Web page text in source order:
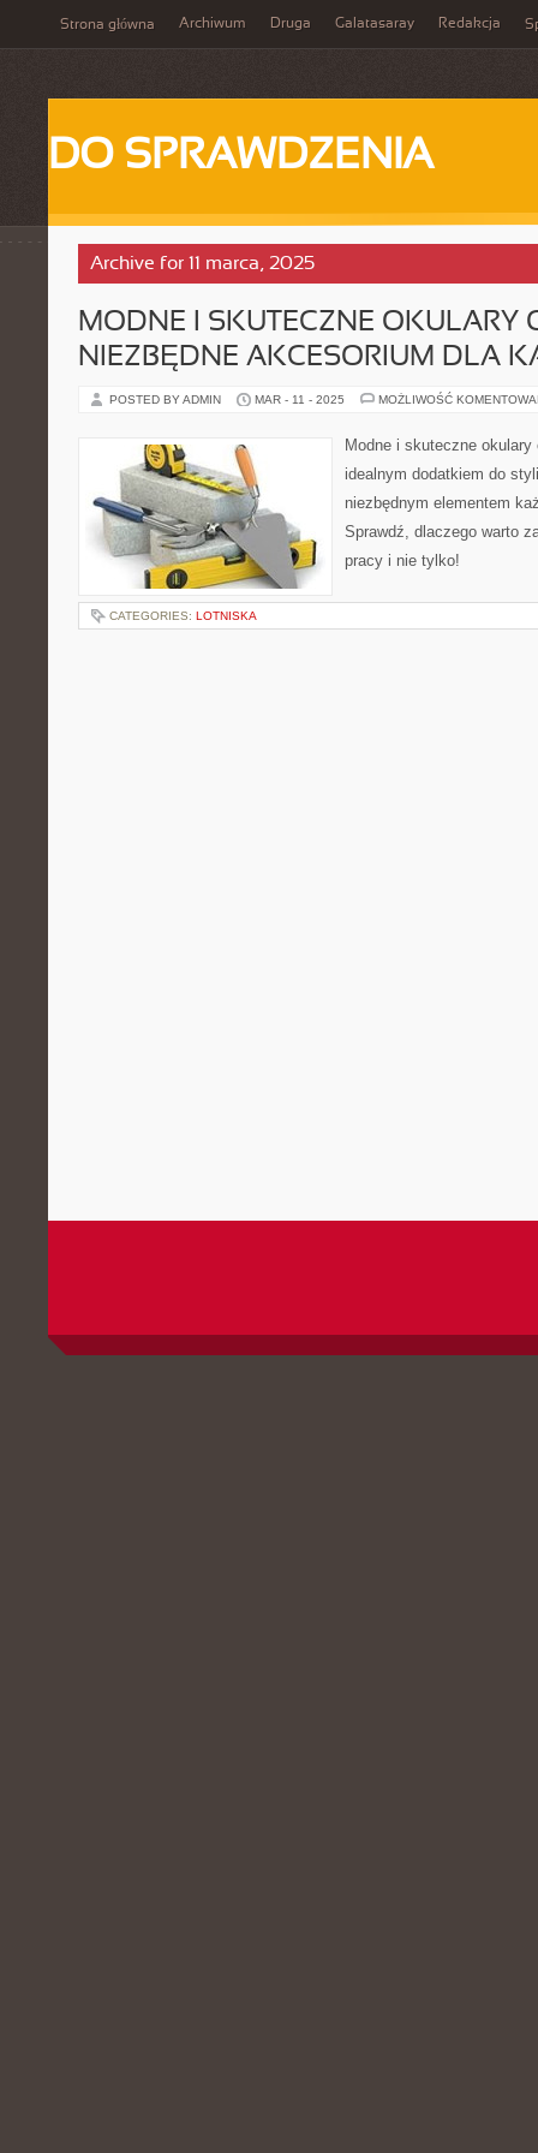
Strona główna Archiwum Druga Galatasaray Redakcja
DO SPRAWDZENIA
Archive for 11 marca, 2025
MODNE I SKUTECZNE OKULARY
NIEZBĘDNE AKCESORIUM DLA
POSTED BY ADMIN MAR - 11 - 2025 MOŻLIWOŚĆ
Modne i skuteczne
idealnym dodatkiem do
niezbędnym elementem
Sprawdź, dlaczego warto
pracy i nie tylko!
CATEGORIES: LOTNISKA